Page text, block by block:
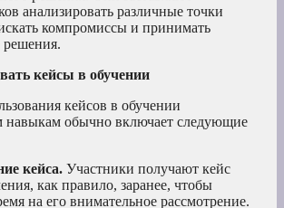
анализировать различные точки
компромиссы и принимать
решения.
кейсы в обучении
кейсов в обучении
навыкам обычно включает следующие
кейса. Участники получают кейс
как правило, заранее, чтобы
на его внимательное рассмотрение.